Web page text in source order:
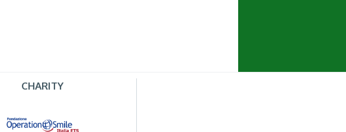
CHARITY